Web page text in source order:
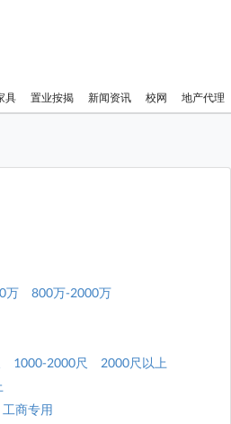
具 置业按揭 新闻资讯 校网 地产代理
万
800万-2000万
1000-2000尺
2000尺以上
工商专用